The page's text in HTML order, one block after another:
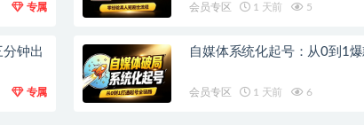
专属 会员专区 1 天前 5
分钟出
专属
自媒体系统化起号：从0到1
会员专区 1 天前 6